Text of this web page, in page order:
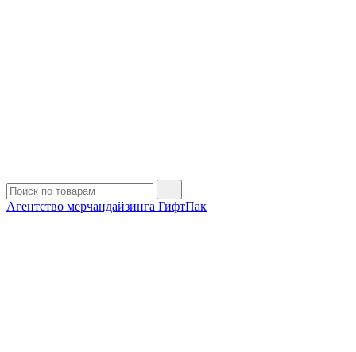
Агентство мерчандайзинга ГифтПак